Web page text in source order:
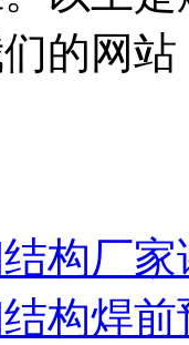
的网站
构厂
构焊